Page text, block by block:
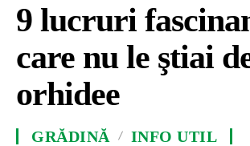
9 lucruri
care nu le ştiai
orhidee
GRĂDINĂ INFO UTIL